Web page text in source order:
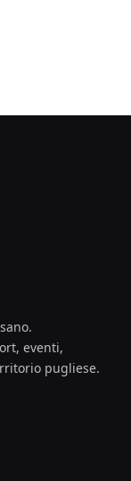
eventi,
pugliese.